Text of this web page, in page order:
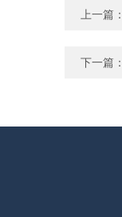
上一篇
下一篇